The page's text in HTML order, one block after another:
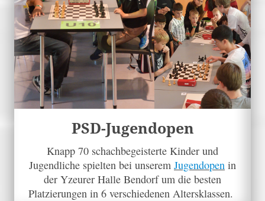
PSD-Jugendopen
Knapp 70 schachbegeisterte Kinder und
Jugendliche spielten bei unserem Jugendopen in
der Yzeurer Halle Bendorf um die besten
Platzierungen in 6 verschiedenen Altersklassen.